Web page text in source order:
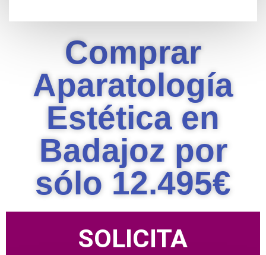
Comprar
Aparatología
Estética en
Badajoz por
sólo 12.495€
SOLICITA